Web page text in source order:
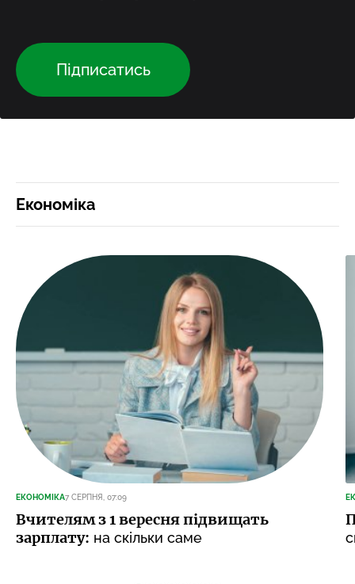
Підписатись
Економіка
ЕКОНОМІКА7 СЕРПНЯ, 07:09
Вчителям з 1 вересня підвищать
зарплату: на скільки саме